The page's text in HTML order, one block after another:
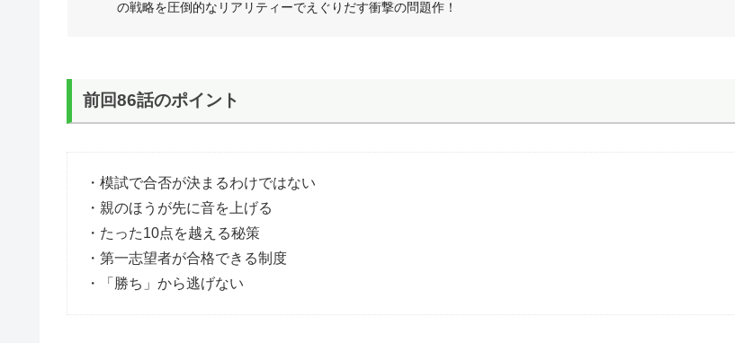
の戦略を圧倒的なリアリティーでえぐりだす衝撃の問題作！
前回86話のポイント
・模試で合否が決まるわけではない
・親のほうが先に音を上げる
・たった10点を越える秘策
・第一志望者が合格できる制度
・「勝ち」から逃げない